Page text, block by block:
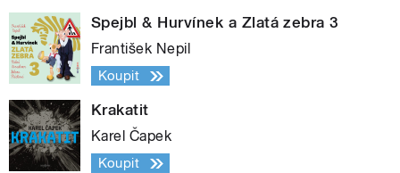
Spejbl & Hurvínek a Zlatá zebra 3
František Nepil
Koupit
Krakatit
Karel Čapek
Koupit